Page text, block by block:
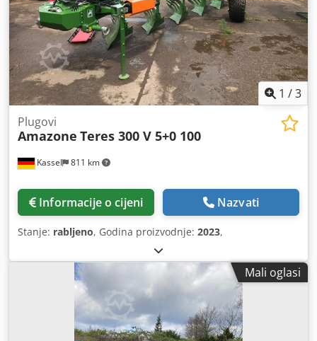
1 /3
Kassel 811 km
Plugovi
Amazone Teres 300 V 5+0 100
Informacije o cijeni Nazvati
Stanje: rabljeno, Godina proizvodnje: 2023,
Mali oglasi